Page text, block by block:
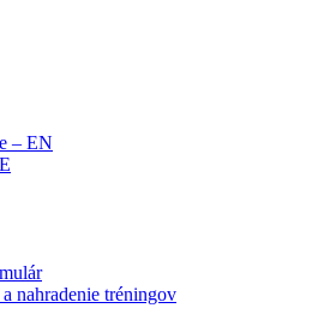
– EN
nahradenie tréningov